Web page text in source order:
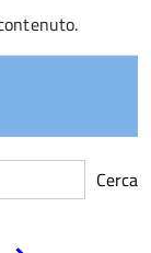
Cerca